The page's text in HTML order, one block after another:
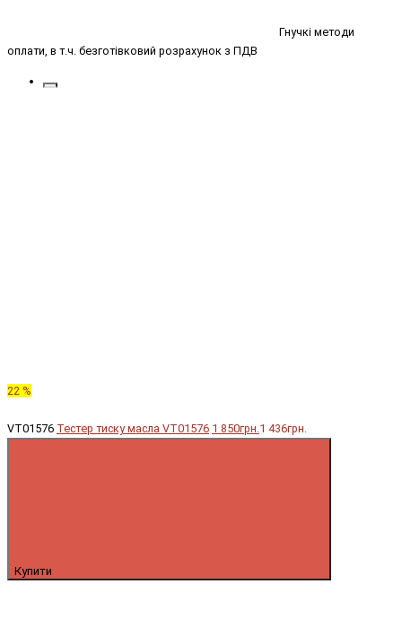
Гнучкі методи
оплати, в т.ч. безготівковий розрахунок з ПДВ
22 %
VT01576 Тестер тиску масла VT01576 1 850грн.1 436грн.
Купити